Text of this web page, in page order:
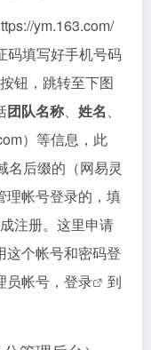
ym.163.com/
码填写好手机号码
按钮，跳转至下图
团队名称、 姓名、
）等信息，此
名后缀的（网易灵
理帐号登录的，填
注册。这里申请
这个帐号和密码登
帐号， 登录
到